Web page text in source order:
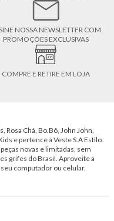
NOSSA NEWSLETTER COM
PROMOÇÕES EXCLUSIVAS
COMPRE E RETIRE EM LOJA
Rosa Chá, Bo.Bô, John John,
e pertence à Veste S.A Estilo.
novas e limitadas, sem
grifes do Brasil. Aproveite a
computador ou celular.